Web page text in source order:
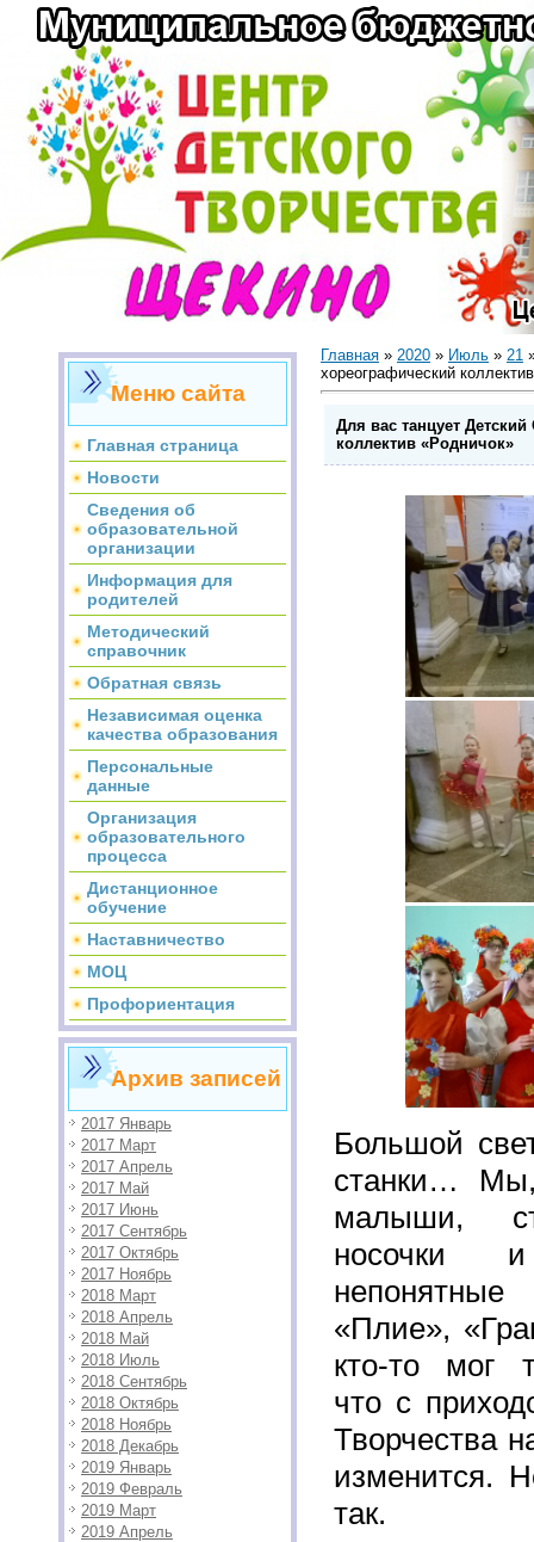
Меню сайта
Главная страница
Новости
Сведения об
образовательной
организации
Информация для
родителей
Методический
справочник
Обратная связь
Независимая оценка
качества образования
Персональные
данные
Организация
образовательного
процесса
Дистанционное
обучение
Наставничество
МОЦ
Профориентация
Архив записей
2017 Январь
2017 Март
2017 Апрель
2017 Май
2017 Июнь
2017 Сентябрь
2017 Октябрь
2017 Ноябрь
2018 Март
2018 Апрель
2018 Май
2018 Июль
2018 Сентябрь
2018 Октябрь
2018 Ноябрь
2018 Декабрь
2019 Январь
2019 Февраль
2019 Март
2019 Апрель
Главная » 2020 » Июль » 21
хореографический
Для вас танцует
коллектив «Родничок»
Большой
станки…
малыши,
носочки
«Плие»,
кто-то мог
что с
Творчества
изменится.
так.